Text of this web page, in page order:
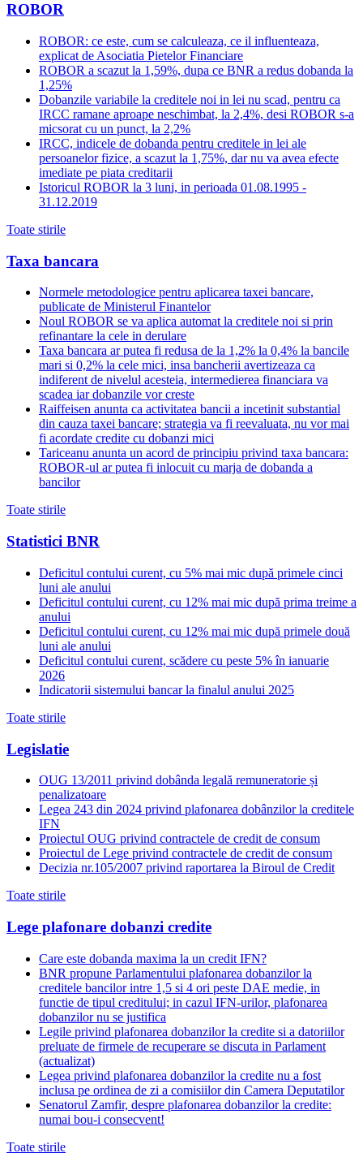
ROBOR
ROBOR: ce este, cum se calculeaza, ce il influenteaza,
explicat de Asociatia Pietelor Financiare
ROBOR a scazut la 1,59%, dupa ce BNR a redus dobanda la
1,25%
Dobanzile variabile la creditele noi in lei nu scad, pentru ca
IRCC ramane aproape neschimbat, la 2,4%, desi ROBOR s-a
micsorat cu un punct, la 2,2%
IRCC, indicele de dobanda pentru creditele in lei ale
persoanelor fizice, a scazut la 1,75%, dar nu va avea efecte
imediate pe piata creditarii
Istoricul ROBOR la 3 luni, in perioada 01.08.1995 -
31.12.2019
Toate stirile
Taxa bancara
Normele metodologice pentru aplicarea taxei bancare,
publicate de Ministerul Finantelor
Noul ROBOR se va aplica automat la creditele noi si prin
refinantare la cele in derulare
Taxa bancara ar putea fi redusa de la 1,2% la 0,4% la bancile
mari si 0,2% la cele mici, insa bancherii avertizeaza ca
indiferent de nivelul acesteia, intermedierea financiara va
scadea iar dobanzile vor creste
Raiffeisen anunta ca activitatea bancii a incetinit substantial
din cauza taxei bancare; strategia va fi reevaluata, nu vor mai
fi acordate credite cu dobanzi mici
Tariceanu anunta un acord de principiu privind taxa bancara:
ROBOR-ul ar putea fi inlocuit cu marja de dobanda a
bancilor
Toate stirile
Statistici BNR
Deficitul contului curent, cu 5% mai mic după primele cinci
luni ale anului
Deficitul contului curent, cu 12% mai mic după prima treime a
anului
Deficitul contului curent, cu 12% mai mic după primele două
luni ale anului
Deficitul contului curent, scădere cu peste 5% în ianuarie
2026
Indicatorii sistemului bancar la finalul anului 2025
Toate stirile
Legislatie
OUG 13/2011 privind dobânda legală remuneratorie și
penalizatoare
Legea 243 din 2024 privind plafonarea dobânzilor la creditele
IFN
Proiectul OUG privind contractele de credit de consum
Proiectul de Lege privind contractele de credit de consum
Decizia nr.105/2007 privind raportarea la Biroul de Credit
Toate stirile
Lege plafonare dobanzi credite
Care este dobanda maxima la un credit IFN?
BNR propune Parlamentului plafonarea dobanzilor la
creditele bancilor intre 1,5 si 4 ori peste DAE medie, in
functie de tipul creditului; in cazul IFN-urilor, plafonarea
dobanzilor nu se justifica
Legile privind plafonarea dobanzilor la credite si a datoriilor
preluate de firmele de recuperare se discuta in Parlament
(actualizat)
Legea privind plafonarea dobanzilor la credite nu a fost
inclusa pe ordinea de zi a comisiilor din Camera Deputatilor
Senatorul Zamfir, despre plafonarea dobanzilor la credite:
numai bou-i consecvent!
Toate stirile